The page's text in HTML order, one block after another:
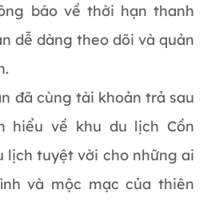
báo về thời hạn thanh
dễ dàng theo dõi và quản
đã cùng tài khoản trả sau
hiểu về khu du lịch Cồn
lịch tuyệt vời cho những ai
và mộc mạc của thiên